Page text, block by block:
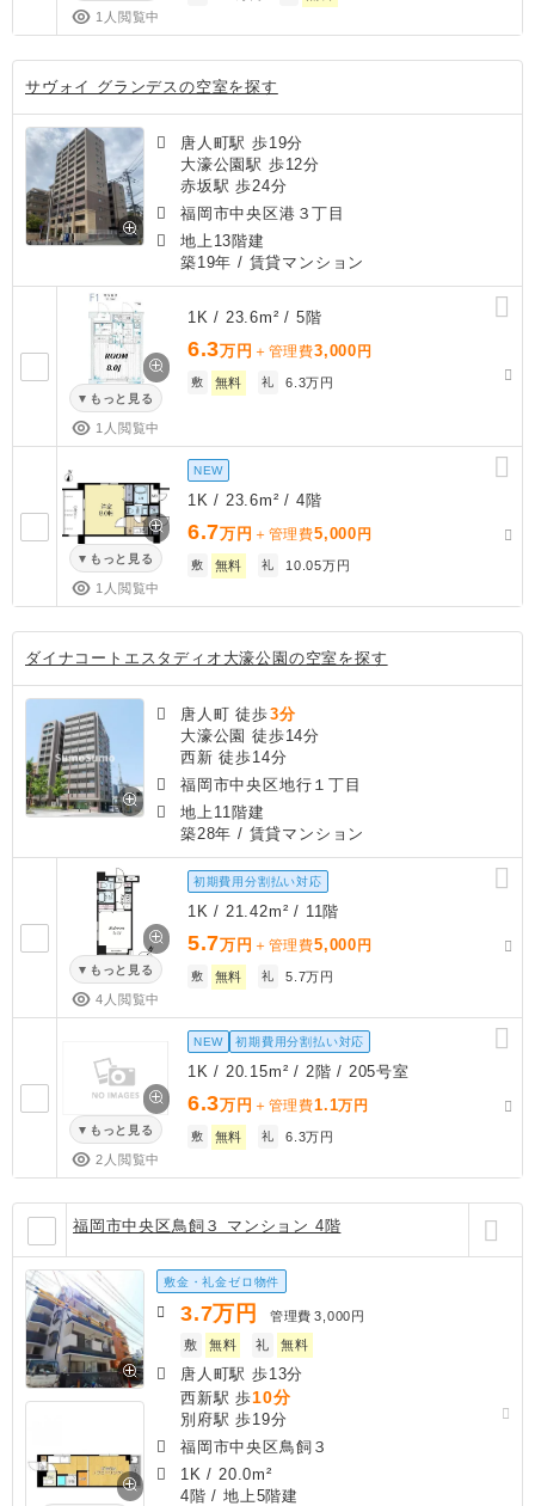
1人閲覧中
サヴォイ グランデスの空室を探す
唐人町駅 歩19分
大濠公園駅 歩12分
赤坂駅 歩24分
福岡市中央区港３丁目
地上13階建
築19年 / 賃貸マンション
もっと見る
1人閲覧中
1K / 23.6m² / 5階
6.3万円 ＋管理費3,000 円
敷 無料 礼 6.3万円
もっと見る
1人閲覧中
NEW
1K / 23.6m² / 4階
6.7万円 ＋管理費5,000 円
敷 無料 礼 10.05万円
ダイナコートエスタディオ大濠公園の空室を探す
唐人町 徒歩3分
大濠公園 徒歩14分
西新 徒歩14分
福岡市中央区地行１丁目
地上11階建
築28年 / 賃貸マンション
もっと見る
4人閲覧中
初期費用分割払い対応
1K / 21.42m² / 11階
5.7万円 ＋管理費5,000 円
敷 無料 礼 5.7万円
もっと見る
2人閲覧中
NEW 初期費用分割払い対応
1K / 20.15m² / 2階 / 205号室
6.3万円 ＋管理費1.1万円
敷 無料 礼 6.3万円
福岡市中央区鳥飼３ マンション 4階
敷金・礼金ゼロ物件
3.7万円 管理費 3,000円
敷
無料 礼 無料
唐人町駅 歩13分
西新駅 歩10分
別府駅 歩19分
福岡市中央区鳥飼３
1K / 20.0m²
4階 / 地上5階建